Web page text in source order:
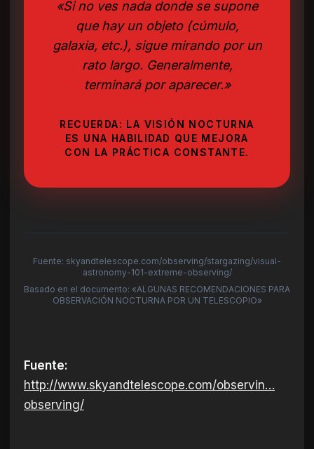
«Si no ves nada donde se supone
que hay un objeto (cúmulo,
galaxia, etc.), sigue mirando por un
rato largo. Generalmente,
terminará por aparecer.»
RECUERDA: LA VISIÓN NOCTURNA
ES UNA HABILIDAD QUE MEJORA
CON LA PRÁCTICA CONSTANTE.
Fuente: skyandtelescope.com/observing/stargazing/visual-
astronomy-101-extreme-observing/
Basado en el documento: «ALGUNAS RECOMENDACIONES PARA
OBSERVACIÓN NOCTURNA POR UN TELESCOPIO»
Fuente:
http://www.skyandtelescope.com/observin…
observing/